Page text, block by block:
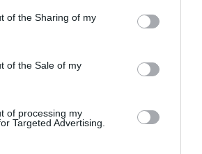
or usage behaviour. You may click to
to Google and its third-party tags to
specified purposes in below Google
of the Sharing of my
of the Sale of my
of processing my
Targeted Advertising.
relativa il controllo assoluto del Paese
gruppi del potere finanziario trovano
indipendenti delle più variegate
impossibile o comunque
un Parlamento di nominati, altro